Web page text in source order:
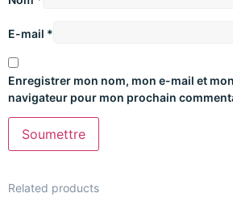
E-mail *
Enregistrer mon nom, mon e-mail et
navigateur pour mon prochain
Related products